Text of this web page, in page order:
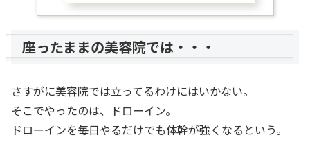
座ったままの美容院では・・・
さすがに美容院では立ってるわけにはいかない。
そこでやったのは、ドローイン。
ドローインを毎日やるだけでも体幹が強くなるという。